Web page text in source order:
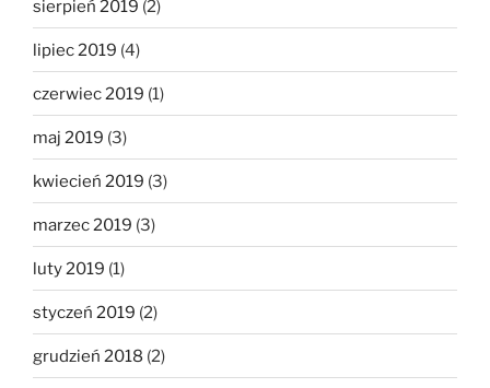
sierpień 2019 (2)
lipiec 2019 (4)
czerwiec 2019 (1)
maj 2019 (3)
kwiecień 2019 (3)
marzec 2019 (3)
luty 2019 (1)
styczeń 2019 (2)
grudzień 2018 (2)